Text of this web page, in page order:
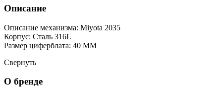
Описание
Описание механизма: Miyota 2035
Корпус: Сталь 316L
Размер циферблата: 40 ММ
Свернуть
О бренде